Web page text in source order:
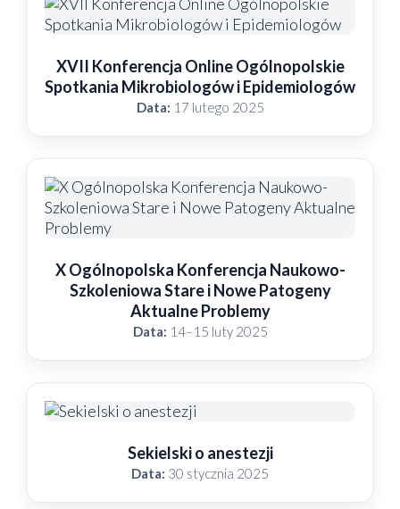
XVII Konferencja Online Ogólnopolskie
Spotkania Mikrobiologów i Epidemiologów
Data: 17 lutego 2025
X Ogólnopolska Konferencja Naukowo-
Szkoleniowa Stare i Nowe Patogeny
Aktualne Problemy
Data: 14–15 luty 2025
Sekielski o anestezji
Data: 30 stycznia 2025